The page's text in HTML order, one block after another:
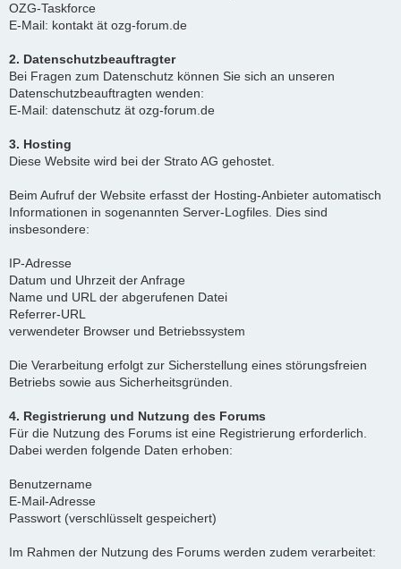
OZG-Taskforce
E-Mail: kontakt ät ozg-forum.de
2. Datenschutzbeauftragter
Bei Fragen zum Datenschutz können Sie sich an unseren
Datenschutzbeauftragten wenden:
E-Mail: datenschutz ät ozg-forum.de
3. Hosting
Diese Website wird bei der Strato AG gehostet.
Beim Aufruf der Website erfasst der Hosting-Anbieter automatisch
Informationen in sogenannten Server-Logfiles. Dies sind
insbesondere:
IP-Adresse
Datum und Uhrzeit der Anfrage
Name und URL der abgerufenen Datei
Referrer-URL
verwendeter Browser und Betriebssystem
Die Verarbeitung erfolgt zur Sicherstellung eines störungsfreien
Betriebs sowie aus Sicherheitsgründen.
4. Registrierung und Nutzung des Forums
Für die Nutzung des Forums ist eine Registrierung erforderlich.
Dabei werden folgende Daten erhoben:
Benutzername
E-Mail-Adresse
Passwort (verschlüsselt gespeichert)
Im Rahmen der Nutzung des Forums werden zudem verarbeitet: